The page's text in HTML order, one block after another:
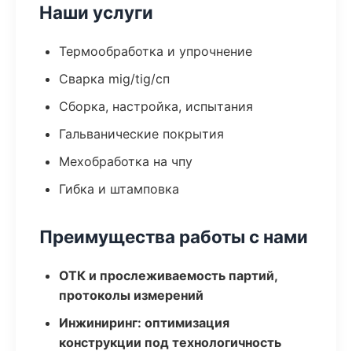
Наши услуги
Термообработка и упрочнение
Сварка mig/tig/сп
Сборка, настройка, испытания
Гальванические покрытия
Мехобработка на чпу
Гибка и штамповка
Преимущества работы с нами
ОТК и прослеживаемость партий,
протоколы измерений
Инжиниринг: оптимизация
конструкции под технологичность